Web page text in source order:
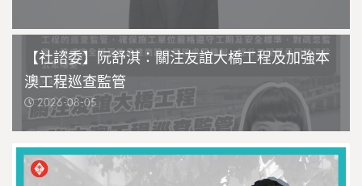
【社諮委】阮舒淇：關注友誼大橋工程及加強本
澳工程巡查監管
2026-08-05